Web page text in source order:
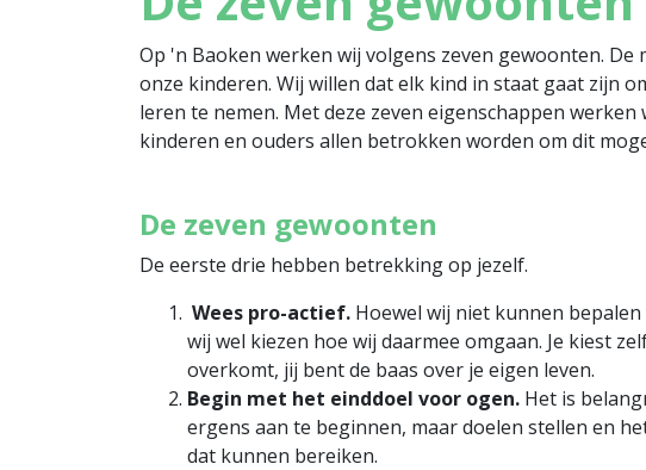
Op 'n Baoken werken wij volgens zeven gewoonten.
onze kinderen. Wij willen dat elk kind in staat gaat zijn
leren te nemen. Met deze zeven eigenschappen
kinderen en ouders allen betrokken worden om dit
De zeven gewoonten
De eerste drie hebben betrekking op jezelf.
Wees pro-actief. Hoewel wij niet kunnen
wij wel kiezen hoe wij daarmee omgaan. Je kiest
overkomt, jij bent de baas over je eigen leven.
Begin met het einddoel voor ogen. Het is
ergens aan te beginnen, maar doelen stellen en
dat kunnen bereiken.